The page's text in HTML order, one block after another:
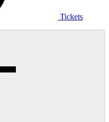
Tickets